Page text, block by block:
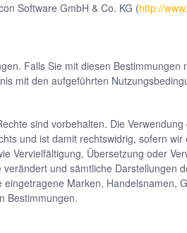
Software GmbH & Co. KG (http://
Falls Sie mit diesen
mit den aufgeführten
sind vorbehalten. Die
und ist damit rechtswidrig, sofern
Vervielfältigung, Übersetzung oder
und sämtliche Darstellungen
Marken, Handelsnamen,
Bestimmungen.